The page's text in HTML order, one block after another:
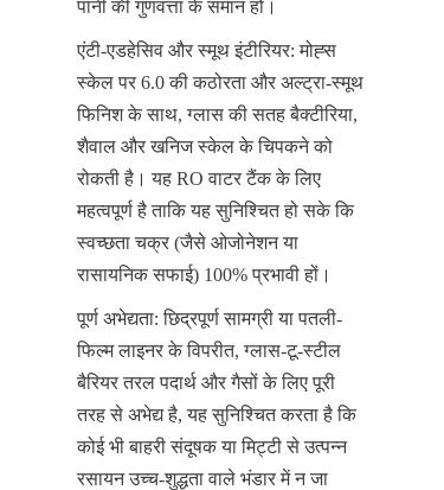
पानी की गुणवत्ता के समान हो।
एंटी-एडहेसिव और स्मूथ इंटीरियर: मोह्स
स्केल पर 6.0 की कठोरता और अल्ट्रा-स्मूथ
फिनिश के साथ, ग्लास की सतह बैक्टीरिया,
शैवाल और खनिज स्केल के चिपकने को
रोकती है। यह RO वाटर टैंक के लिए
महत्वपूर्ण है ताकि यह सुनिश्चित हो सके कि
स्वच्छता चक्र (जैसे ओजोनेशन या
रासायनिक सफाई) 100% प्रभावी हों।
पूर्ण अभेद्यता: छिद्रपूर्ण सामग्री या पतली-
फिल्म लाइनर के विपरीत, ग्लास-टू-स्टील
बैरियर तरल पदार्थ और गैसों के लिए पूरी
तरह से अभेद्य है, यह सुनिश्चित करता है कि
कोई भी बाहरी संदूषक या मिट्टी से उत्पन्न
रसायन उच्च-शुद्धता वाले भंडार में न जा